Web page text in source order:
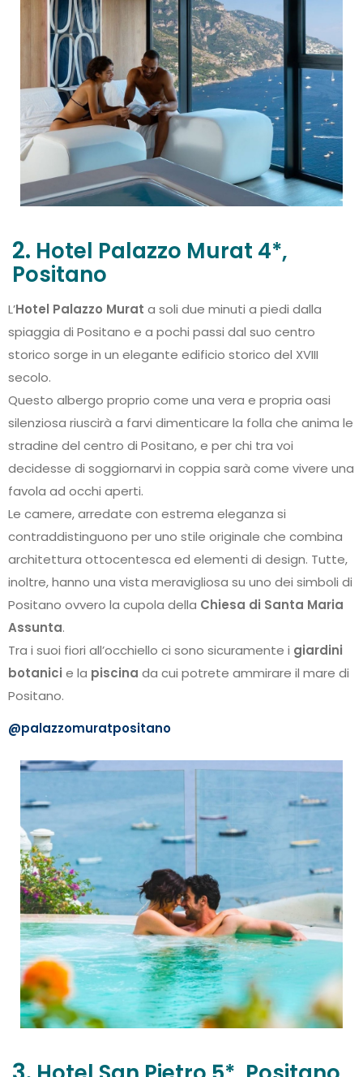
2. Hotel Palazzo Murat 4*,
Positano
L’Hotel Palazzo Murat a soli due minuti a piedi dalla
spiaggia di Positano e a pochi passi dal suo centro
storico sorge in un elegante edificio storico del XVIII
secolo.
Questo albergo proprio come una vera e propria oasi
silenziosa riuscirà a farvi dimenticare la folla che anima le
stradine del centro di Positano, e per chi tra voi
decidesse di soggiornarvi in coppia sarà come vivere una
favola ad occhi aperti.
Le camere, arredate con estrema eleganza si
contraddistinguono per uno stile originale che combina
architettura ottocentesca ed elementi di design. Tutte,
inoltre, hanno una vista meravigliosa su uno dei simboli di
Positano ovvero la cupola della Chiesa di Santa Maria
Assunta.
Tra i suoi fiori all’occhiello ci sono sicuramente i giardini
botanici e la piscina da cui potrete ammirare il mare di
Positano.
@palazzomuratpositano